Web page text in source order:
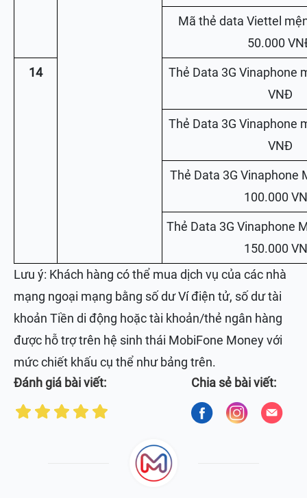
Mã thẻ data Viettel
50.000
14
Thẻ Data 3G Vinaphone
VNĐ
Thẻ Data 3G Vinaphone
VNĐ
Thẻ Data 3G Vinaphone
100.000
Thẻ Data 3G Vinaphone
150.000
Lưu ý: Khách hàng có thể mua dịch vụ của các nhà
mạng ngoại mạng bằng số dư Ví điện tử, số dư tài
khoản Tiền di động hoặc tài khoản/thẻ ngân hàng
được hỗ trợ trên hệ sinh thái MobiFone Money với
mức chiết khấu cụ thể như bảng trên.
Đánh giá bài viết:
Chia sẻ bài viết: